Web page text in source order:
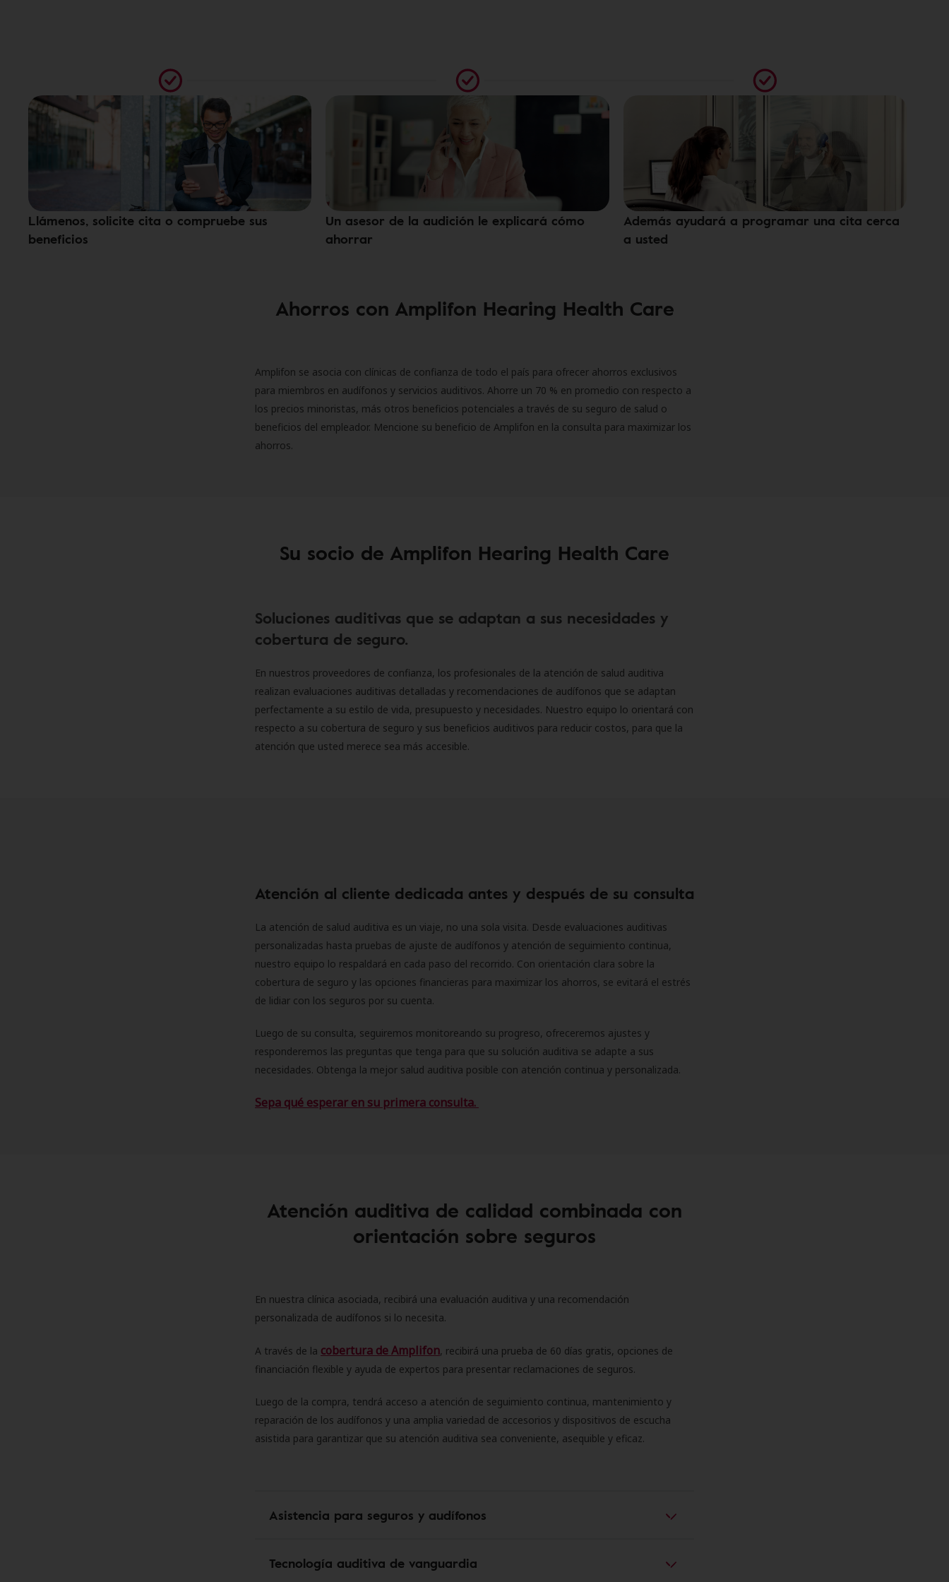
Llámenos, solicite cita o compruebe sus
beneficios
Un asesor de la audición le explicará cómo
ahorrar
Además ayudará a programar una cita cerca
a usted
Ahorros con Amplifon Hearing Health Care
Amplifon se asocia con clínicas de confianza de todo el país para ofrecer ahorros exclusivos
para miembros en audífonos y servicios auditivos. Ahorre un 70 % en promedio con respecto a
los precios minoristas, más otros beneficios potenciales a través de su seguro de salud o
beneficios del empleador. Mencione su beneficio de Amplifon en la consulta para maximizar los
ahorros.
Su socio de Amplifon Hearing Health Care
Soluciones auditivas que se adaptan a sus necesidades y
cobertura de seguro.
En nuestros proveedores de confianza, los profesionales de la atención de salud auditiva
realizan evaluaciones auditivas detalladas y recomendaciones de audífonos que se adaptan
perfectamente a su estilo de vida, presupuesto y necesidades. Nuestro equipo lo orientará con
respecto a su cobertura de seguro y sus beneficios auditivos para reducir costos, para que la
atención que usted merece sea más accesible.
Atención al cliente dedicada antes y después de su consulta
La atención de salud auditiva es un viaje, no una sola visita. Desde evaluaciones auditivas
personalizadas hasta pruebas de ajuste de audífonos y atención de seguimiento continua,
nuestro equipo lo respaldará en cada paso del recorrido. Con orientación clara sobre la
cobertura de seguro y las opciones financieras para maximizar los ahorros, se evitará el estrés
de lidiar con los seguros por su cuenta.
Luego de su consulta, seguiremos monitoreando su progreso, ofreceremos ajustes y
responderemos las preguntas que tenga para que su solución auditiva se adapte a sus
necesidades. Obtenga la mejor salud auditiva posible con atención continua y personalizada.
Sepa qué esperar en su primera consulta.
Atención auditiva de calidad combinada con
orientación sobre seguros
En nuestra clínica asociada, recibirá una evaluación auditiva y una recomendación
personalizada de audífonos si lo necesita.
A través de la cobertura de Amplifon, recibirá una prueba de 60 días gratis, opciones de
financiación flexible y ayuda de expertos para presentar reclamaciones de seguros.
Luego de la compra, tendrá acceso a atención de seguimiento continua, mantenimiento y
reparación de los audífonos y una amplia variedad de accesorios y dispositivos de escucha
asistida para garantizar que su atención auditiva sea conveniente, asequible y eficaz.
Asistencia para seguros y audífonos
Tecnología auditiva de vanguardia